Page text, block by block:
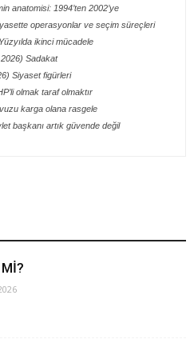
anatomisi: 1994’ten 2002’ye
operasyonlar ve seçim süreçleri
ikinci mücadele
Sadakat
Siyaset figürleri
olmak taraf olmaktır
karga olana rasgele
başkanı artık güvende değil